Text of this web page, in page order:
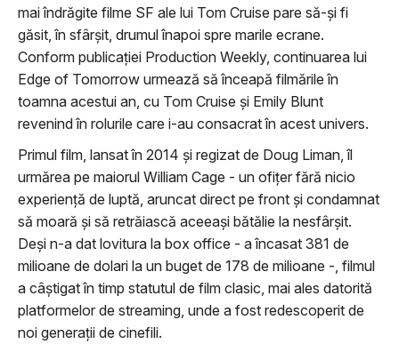
mai îndrăgite filme SF ale lui Tom Cruise pare să-și fi
găsit, în sfârșit, drumul înapoi spre marile ecrane.
Conform publicației Production Weekly, continuarea lui
Edge of Tomorrow urmează să înceapă filmările în
toamna acestui an, cu Tom Cruise și Emily Blunt
revenind în rolurile care i-au consacrat în acest univers.
Primul film, lansat în 2014 și regizat de Doug Liman, îl
urmărea pe maiorul William Cage - un ofițer fără nicio
experiență de luptă, aruncat direct pe front și condamnat
să moară și să retrăiască aceeași bătălie la nesfârșit.
Deși n-a dat lovitura la box office - a încasat 381 de
milioane de dolari la un buget de 178 de milioane -, filmul
a câștigat în timp statutul de film clasic, mai ales datorită
platformelor de streaming, unde a fost redescoperit de
noi generații de cinefili.